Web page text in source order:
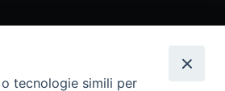
tecnologie simili per